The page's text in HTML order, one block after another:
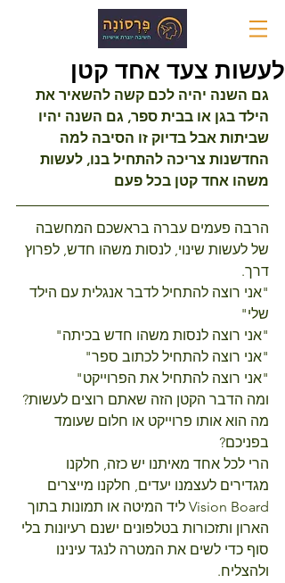
לעשות צעד אחד קטן
גם השנה יהיה לכם קשה להשאיר את
הילד בגן או בבית ספר, גם השנה יהיו
שביתות אבל בדיוק זו הסיבה למה
החדשנות צריכה להתחיל בנו, לעשות
משהו אחד קטן בכל פעם
הרבה פעמים עברה בראשכם המחשבה
של לעשות שינוי, לנסות משהו חדש, לפרוץ
דרך.
"אני רוצה להתחיל לדבר אנגלית עם הילד
שלי"
"אני רוצה לנסות משהו חדש בכיתה"
"אני רוצה להתחיל לכתוב ספר"
"אני רוצה להתחיל את הפרוייקט"
ומה הדבר הקטן הזה שאתם רוצים לעשות?
מה הוא אותו פרוייקט או חלום שעומד
בפניכם?
הרי לכל אחד מאיתנו יש כזה, חלקנו
מגדירים לעצמנו יעדים, חלקנו מייצרים
Vision Board ליד המיטה או תמונות בתוך
הארון ותזכורות בטלפונים ישנם רעיונות בלי
סוף כדי לשים את המטרה לנגד עינינו
ולהצליח.